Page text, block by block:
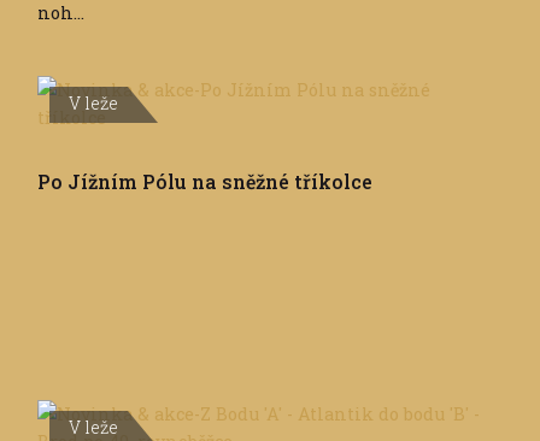
noh...
V leže
Po Jížním Pólu na sněžné tříkolce
V leže